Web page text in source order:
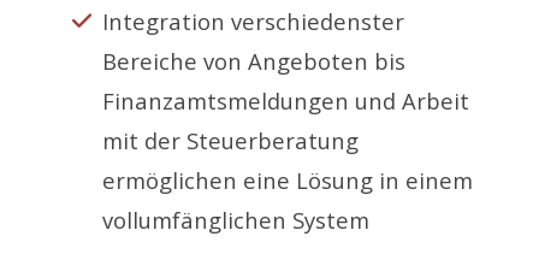
Integration verschiedenster
Bereiche von Angeboten bis
Finanzamtsmeldungen und Arbeit
mit der Steuerberatung
ermöglichen eine Lösung in einem
vollumfänglichen System